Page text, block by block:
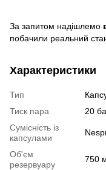
За запитом надішлемо
побачили реальний
Характеристики
Тип
Тиск пара
20
Сумісність із
капсулами
Об'єм
резервуару
750